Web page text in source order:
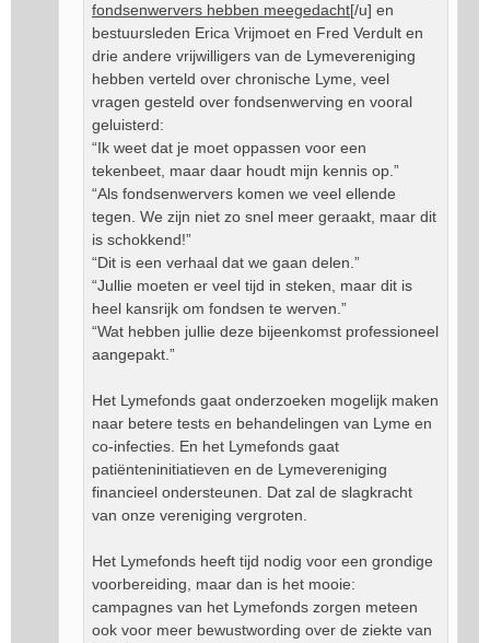
fondsenwervers hebben meegedacht[/u] en
bestuursleden Erica Vrijmoet en Fred Verdult en
drie andere vrijwilligers van de Lymevereniging
hebben verteld over chronische Lyme, veel
vragen gesteld over fondsenwerving en vooral
geluisterd:
“Ik weet dat je moet oppassen voor een
tekenbeet, maar daar houdt mijn kennis op.”
“Als fondsenwervers komen we veel ellende
tegen. We zijn niet zo snel meer geraakt, maar dit
is schokkend!”
“Dit is een verhaal dat we gaan delen.”
“Jullie moeten er veel tijd in steken, maar dit is
heel kansrijk om fondsen te werven.”
“Wat hebben jullie deze bijeenkomst professioneel
aangepakt.”
Het Lymefonds gaat onderzoeken mogelijk maken
naar betere tests en behandelingen van Lyme en
co-infecties. En het Lymefonds gaat
patiënteninitiatieven en de Lymevereniging
financieel ondersteunen. Dat zal de slagkracht
van onze vereniging vergroten.
Het Lymefonds heeft tijd nodig voor een grondige
voorbereiding, maar dan is het mooie:
campagnes van het Lymefonds zorgen meteen
ook voor meer bewustwording over de ziekte van